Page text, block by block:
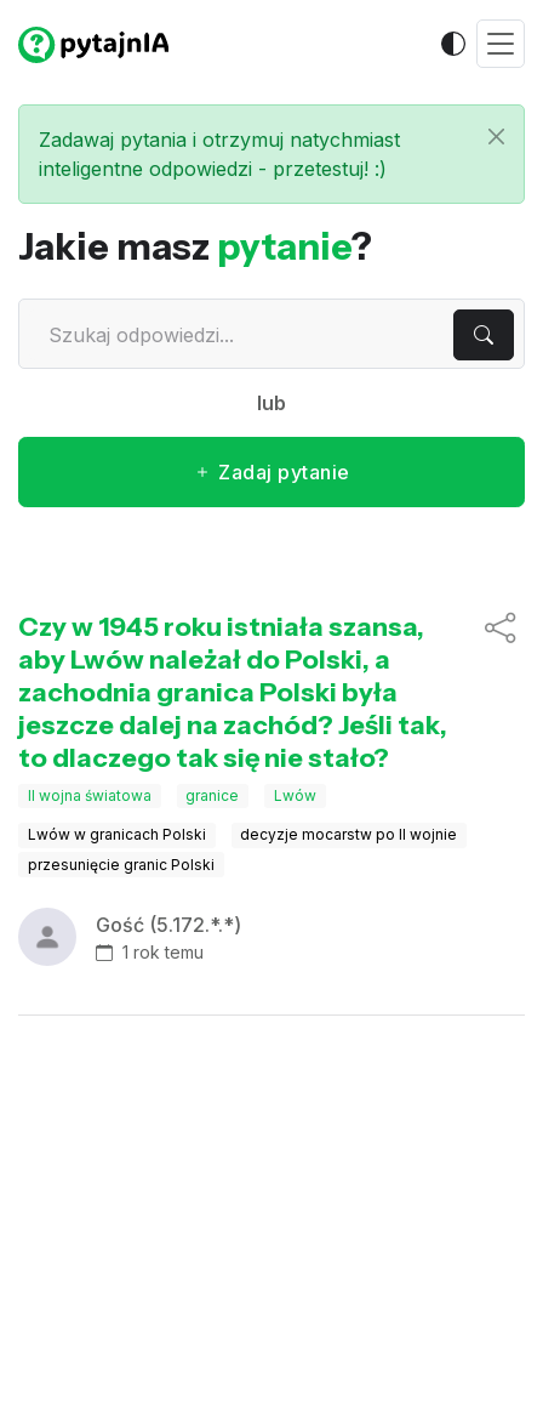
Zadawaj pytania i otrzymuj natychmiast
inteligentne odpowiedzi - przetestuj! :)
Jakie masz pytanie?
lub
Zadaj pytanie
Czy w 1945 roku istniała szansa,
aby Lwów należał do Polski, a
zachodnia granica Polski była
jeszcze dalej na zachód? Jeśli tak,
to dlaczego tak się nie stało?
II wojna światowa granice Lwów
Lwów w granicach Polski
decyzje mocarstw po II wojnie
przesunięcie granic Polski
Gość (5.172.*.*)
1 rok temu